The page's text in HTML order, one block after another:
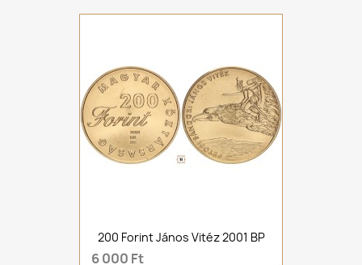
200 Forint János Vitéz 2001 BP
6 000 Ft